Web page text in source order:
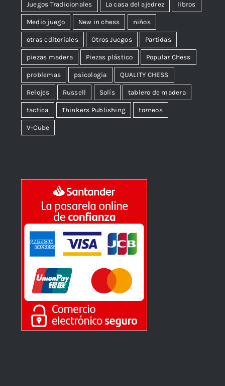
Juegos Tradicionales La casa del ajedrez libros
Medio juego New in chess niños
otras editoriales Otros Juegos Partidas
piezas madera Piezas plástico Popular Chess
problemas psicologia QUALITY CHESS
Relojes Russell Solís tablero de madera
tactica Thinkers Publishing torneos
V-Cube